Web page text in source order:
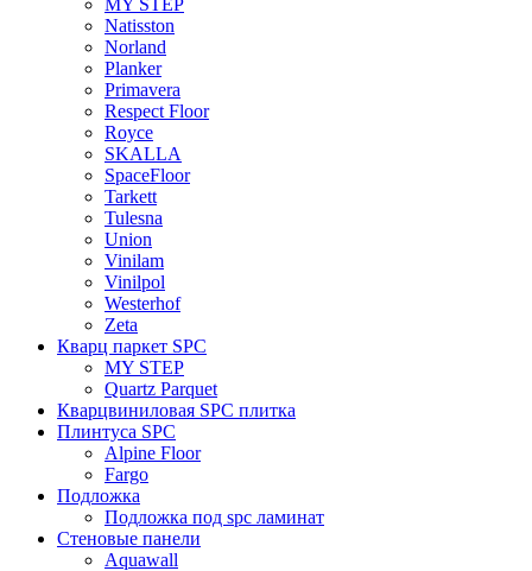
Natisston
Norland
Planker
Primavera
Respect Floor
Royce
SKALLA
SpaceFloor
Tarkett
Tulesna
Union
Vinilam
Vinilpol
Westerhof
Zeta
Кварц паркет SPC
MY STEP
Quartz Parquet
Кварцвиниловая SPC плитка
Плинтуса SPC
Alpine Floor
Fargo
Подложка
Подложка под spc ламинат
Стеновые панели
Aquawall